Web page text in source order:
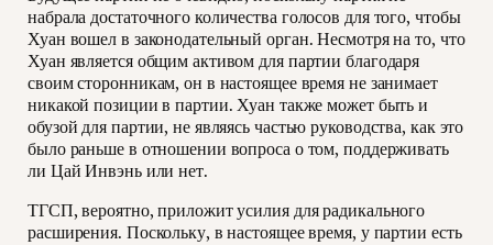
набрала достаточного количества голосов для того, чтобы
Хуан вошел в законодательный орган. Несмотря на то, что
Хуан является общим активом для партии благодаря
своим сторонникам, он в настоящее время не занимает
никакой позиции в партии. Хуан также может быть и
обузой для партии, не являясь частью руководства, как это
было раньше в отношении вопроса о том, поддерживать
ли Цай Инвэнь или нет.
ТГСП, вероятно, приложит усилия для радикального
расширения. Поскольку, в настоящее время, у партии есть